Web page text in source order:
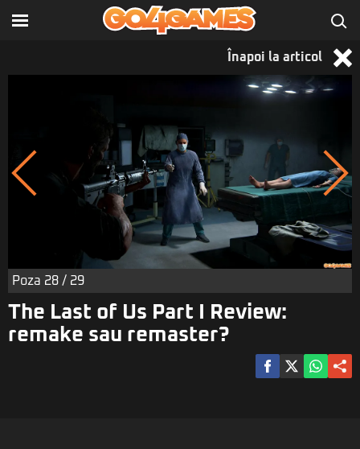
Înapoi la articol
Poza 28 / 29
The Last of Us Part I Review:
remake sau remaster?